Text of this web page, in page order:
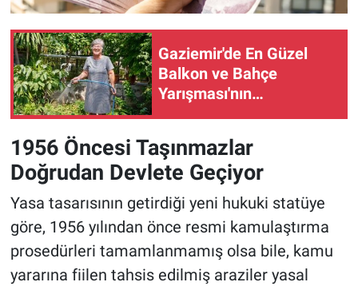
Gaziemir'de En Güzel
Balkon ve Bahçe
Yarışması'nın
1956 Öncesi Taşınmazlar
Doğrudan Devlete Geçiyor
Yasa tasarısının getirdiği yeni hukuki statüye
göre, 1956 yılından önce resmi kamulaştırma
prosedürleri tamamlanmamış olsa bile, kamu
yararına fiilen tahsis edilmiş araziler yasal